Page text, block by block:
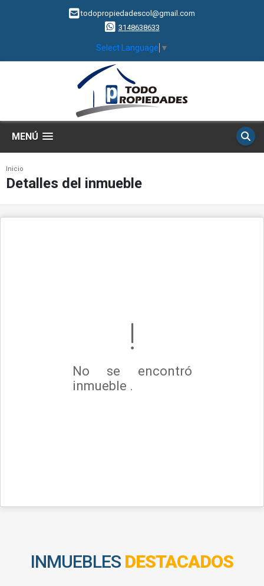
todopropiedadescol@gmail.com
3148638633
Select Language ▼
MENÚ
Inicio
Detalles del inmueble
No se encontró
inmueble .
INMUEBLES DESTACADOS